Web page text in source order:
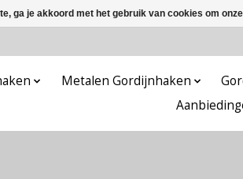
Metalen Gordijnhaken
ga je akkoord met het gebruik van cookies om